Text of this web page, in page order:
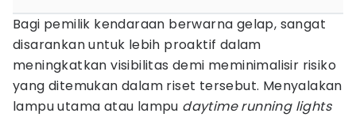
Bagi pemilik kendaraan berwarna gelap, sangat
disarankan untuk lebih proaktif dalam
meningkatkan visibilitas demi meminimalisir risiko
yang ditemukan dalam riset tersebut. Menyalakan
lampu utama atau lampu daytime running lights